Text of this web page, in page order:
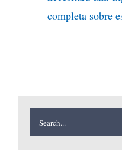
completa sobre
Search
for: